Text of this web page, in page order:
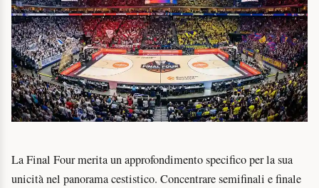
La Final Four merita un approfondimento specifico per la sua
unicità nel panorama cestistico. Concentrare semifinali e finale